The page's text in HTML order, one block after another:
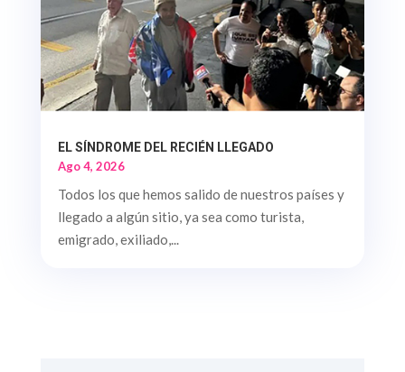
EL SÍNDROME DEL RECIÉN LLEGADO
Ago 4, 2026
Todos los que hemos salido de nuestros países y
llegado a algún sitio, ya sea como turista,
emigrado, exiliado,...